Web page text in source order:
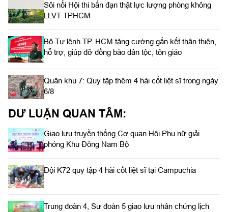
Sôi nổi Hội thi bắn đạn thật lực lượng phòng không
LLVT TPHCM
Bộ Tư lệnh TP. HCM tăng cường gắn kết thân thiện,
hỗ trợ, giúp đỡ đồng bào dân tộc, tôn giáo
Quân khu 7: Quy tập thêm 4 hài cốt liệt sĩ trong ngày
6/8
DƯ LUẬN QUAN TÂM:
Giao lưu truyền thống Cơ quan Hội Phụ nữ giải
phóng Khu Đông Nam Bộ
Đội K72 quy tập 4 hài cốt liệt sĩ tại Campuchia
Trung đoàn 4, Sư đoàn 5 giao lưu nhân chứng lịch